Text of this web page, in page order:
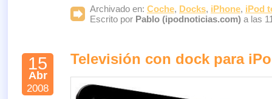
Archivado en: Coche, Docks, iPhone, iPod
Escrito por Pablo (ipodnoticias.com) a las
Televisión con dock para
15
Abr
2008